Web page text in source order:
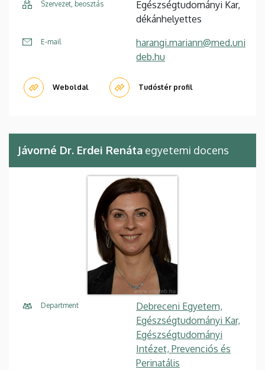
Szervezet, beosztás
Egészségtudományi Kar,
dékánhelyettes
E-mail
harangi.mariann@med.uni
deb.hu
Weboldal Tudóstér profil
Jávorné Dr. Erdei Renáta egyetemi docens
Department
Debreceni Egyetem,
Egészségtudományi Kar,
Egészségtudományi
Intézet, Prevenciós és
Perinatális